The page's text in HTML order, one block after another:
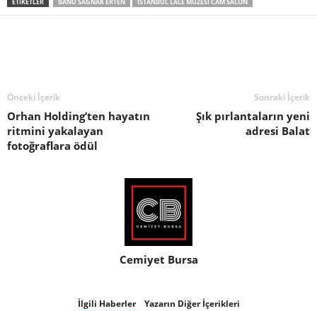
ETIKETLER BANU SAĞNAK ERTEN İSTANBUL LALE MÜZESI CAM SALON
Önceki İçerik
Orhan Holding’ten hayatın
ritmini yakalayan
fotoğraflara ödül
Sonraki İçerik
Şık pırlantaların yeni
adresi Balat
Cemiyet Bursa
İlgili Haberler Yazarın Diğer İçerikleri